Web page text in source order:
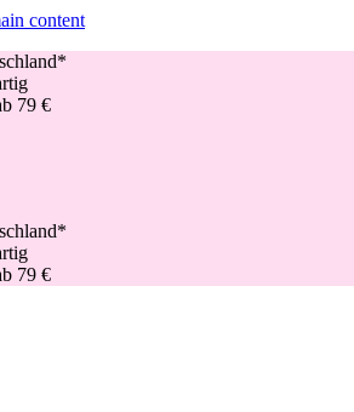
content
79 €
79 €